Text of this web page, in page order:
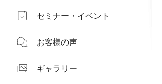
セミナー・イベント
お客様の声
ギャラリー